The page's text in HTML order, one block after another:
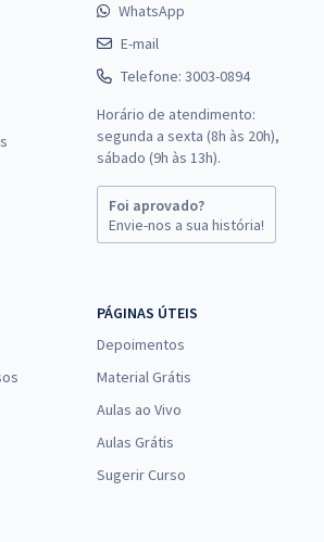
WhatsApp
E-mail
Telefone: 3003-0894
Horário de atendimento:
segunda a sexta (8h às 20h),
sábado (9h às 13h).
Foi aprovado?
Envie-nos a sua história!
PÁGINAS ÚTEIS
Depoimentos
Material Grátis
Aulas ao Vivo
Aulas Grátis
Sugerir Curso